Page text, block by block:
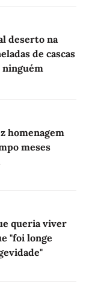
deserto na
de cascas
ninguém
homenagem
meses
queria viver
"foi longe